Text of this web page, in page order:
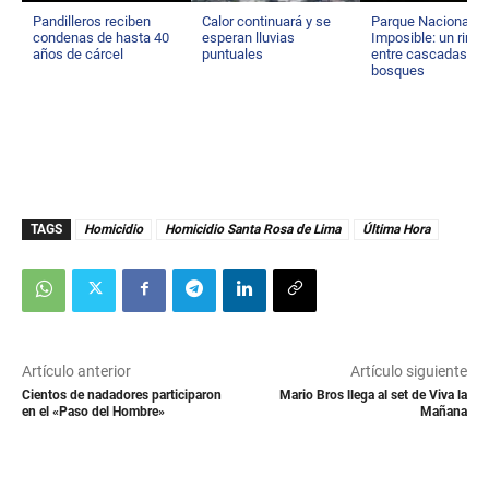
Pandilleros reciben
condenas de hasta 40
años de cárcel
Calor continuará y se
esperan lluvias
puntuales
Parque Nacional El
Imposible: un
entre cascadas y
bosques
TAGS Homicidio Homicidio Santa Rosa de Lima Última Hora
Artículo anterior
Cientos de nadadores participaron
en el «Paso del Hombre»
Artículo siguiente
Mario Bros llega al set de Viva la
Mañana